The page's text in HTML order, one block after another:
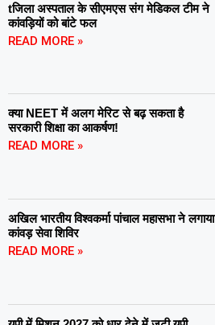
tजिला अस्पताल के सीएमएस संग मेडिकल टीम ने
कांवड़ियों को बांटे फल
READ MORE »
क्या NEET में अलग मेरिट से बढ़ सकता है
सरकारी शिक्षा का आकर्षण!
READ MORE »
अखिल भारतीय विश्वकर्मा पांचाल महासभा ने लगाया
कांवड़ सेवा शिविर
READ MORE »